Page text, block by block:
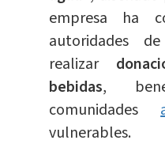
empresa ha
autoridades
realizar
bebidas,
comunidades
vulnerables.